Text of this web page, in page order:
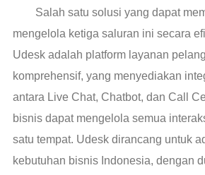
Salah satu solusi yang dapat
mengelola ketiga saluran ini secara
Udesk adalah platform layanan
komprehensif, yang menyediakan
antara Live Chat, Chatbot, dan Call
bisnis dapat mengelola semua
satu tempat. Udesk dirancang untuk
kebutuhan bisnis Indonesia, dengan